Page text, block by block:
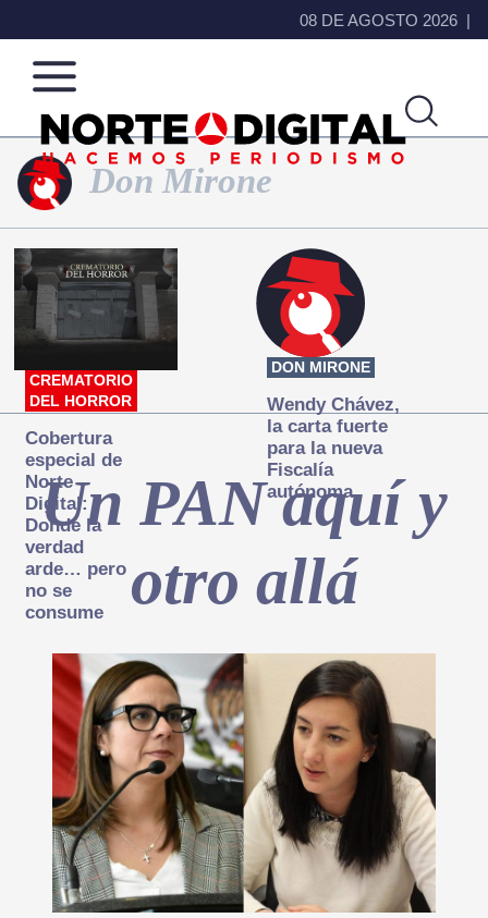
08 DE AGOSTO 2026
Norte
de
Ciudad
Juárez
Más
que
noticias,
hacemos periodismo
Don Mirone
CREMATORIO
DEL HORROR
Cobertura
especial de
Norte
Digital:
Donde la
verdad
arde… pero
no se
consume
DON MIRONE
Wendy Chávez,
la carta fuerte
para la nueva
Fiscalía
autónoma
Un PAN aquí y
otro allá